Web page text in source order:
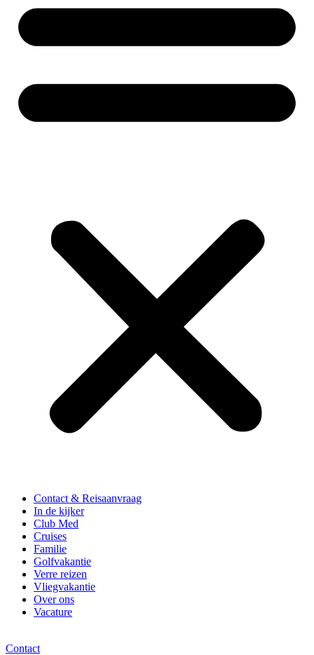
Contact & Reisaanvraag
In de kijker
Club Med
Cruises
Familie
Golfvakantie
Verre reizen
Vliegvakantie
Over ons
Vacature
Contact